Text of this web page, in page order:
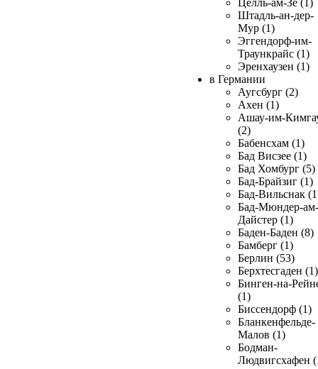
Целль-ам-Зе (1)
Штадль-ан-дер-
Мур (1)
Эггендорф-им-
Траункрайс (1)
Эренхаузен (1)
в Германии
Аугсбург (2)
Ахен (1)
Ашау-им-
(2)
Бабенсхам (1)
Бад Висзее (1)
Бад Хомбург (5)
Бад-Брайзиг (1)
Бад-Вильснак
Бад-Мюндер-ам-
Дайстер (1)
Баден-Баден (8)
Бамберг (1)
Берлин (53)
Берхтесгаден (1)
Бинген-на-
(1)
Биссендорф (1)
Бланкенфельде-
Малов (1)
Бодман-
Людвигсхафен